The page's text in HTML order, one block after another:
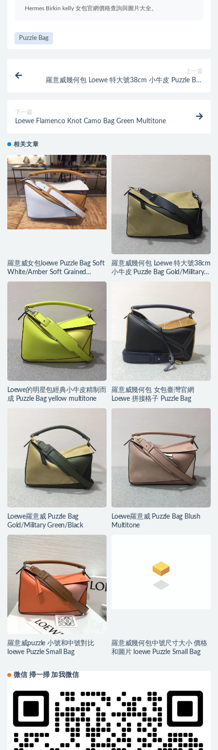
Hermes Birkin kelly 女包官網價格查詢與圖片大全。
Puzzle Bag
上一篇
羅意威幾何包 Loewe 特大號38cm 小牛皮 Puzzle Bag
下一篇
Loewe Flamenco Knot Camo Bag Green Multitone
相关文章
羅意威女包loewe Puzzle Bag Soft
White/Amber Soft Grained
Calf/Classic Ca
羅意威幾何包 Loewe 特大號38cm
小牛皮 Puzzle Bag Gold/Military
Loewe的明星包經典小牛皮精制而
成 Puzzle Bag yellow multitone
羅意威幾何包 女包臺灣官網
Loewe 拼接格子 Puzzle Bag
Loewe羅意威 Puzzle Bag
Gold/Military Green/Black
Loewe羅意威 Puzzle Bag Blush
Multitone
羅意威puzzle 小號和中號對比
loewe Puzzle Small Bag
羅意威幾何包中號尺寸大小 價格
和圖片 loewe Puzzle Small Bag
微信 掃一掃 加我微信